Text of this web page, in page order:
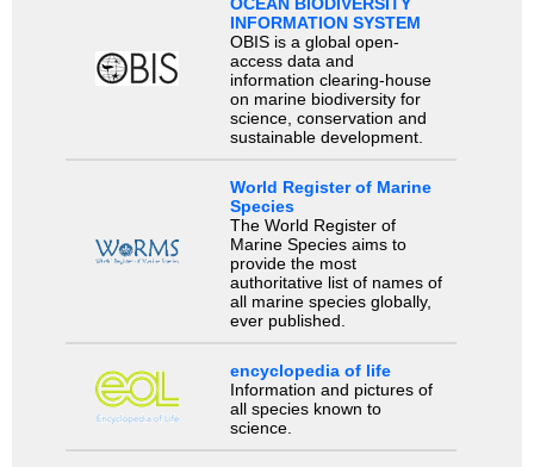
INFORMATION SYSTEM
OBIS is a global open-
access data and
information clearing-house
on marine biodiversity for
science, conservation and
sustainable development.
World Register of Marine
Species
The World Register of
Marine Species aims to
provide the most
authoritative list of names of
all marine species globally,
ever published.
encyclopedia of life
Information and pictures of
all species known to
science.